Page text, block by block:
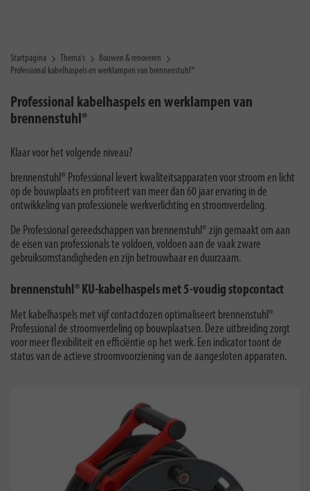
Startpagina Thema's
Bouwen & renoveren
Professional kabelhaspels en werklampen van brennenstuhl®
Professional kabelhaspels en werklampen van
brennenstuhl®
Klaar voor het volgende niveau?
brennenstuhl® Professional levert kwaliteitsapparaten voor stroom en licht
op de bouwplaats en profiteert van meer dan 60 jaar ervaring in de
ontwikkeling van professionele werkverlichting en stroomverdeling.
De Professional gereedschappen van brennenstuhl® zijn gemaakt om aan
de eisen van professionals te voldoen, voldoen aan de vaak zware
gebruiksomstandigheden en zijn betrouwbaar en duurzaam.
brennenstuhl® KU-kabelhaspels met 5-voudig stopcontact
Met kabelhaspels met vijf contactdozen optimaliseert brennenstuhl®
Professional de stroomverdeling op bouwplaatsen. Deze uitbreiding zorgt
voor meer flexibiliteit en efficiëntie op het werk. Een indicator toont de
status van de actieve stroomvoorziening van de aangesloten apparaten.